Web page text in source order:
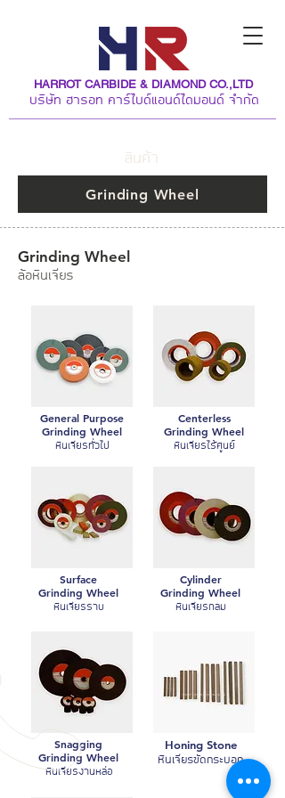
HARROT CARBIDE & DIAMOND CO.,LTD
บริษัท ฮารอท คาร์ไบด์แอนด์ไดมอนด์ จำกัด
สินค้า
Grinding Wheel
Grinding Wheel
ล้อหินเจียร
General Purpose
Grinding Wheel
หินเจียรทั่วไป
Centerless
Grinding Wheel
หินเจียรไร้ศูนย์
Surface
Grinding Wheel
หินเจียรราบ
Cylinder
Grinding Wheel
หินเจียรกลม
Snagging
Grinding Wheel
หินเจียรงานหล่อ
Honing Stone
หินเจียรขัดกระบอก